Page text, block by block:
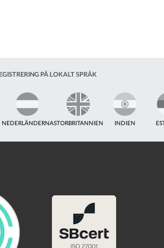
PÅ LOKALT SPRÅK
NEDERLÄNDERNASTORBRITANNIEN INDIEN